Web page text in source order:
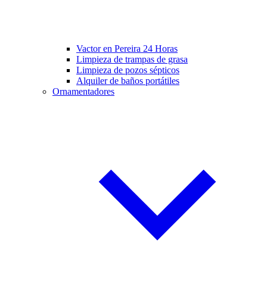
Vactor en Pereira 24 Horas
Limpieza de trampas de grasa
Limpieza de pozos sépticos
Alquiler de baños portátiles
Ornamentadores